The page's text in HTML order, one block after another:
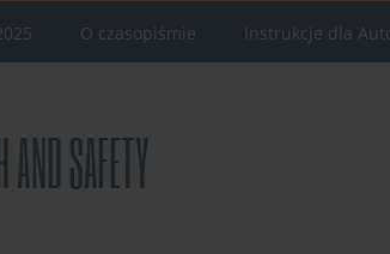
O czasopiśmie Instrukcje dla